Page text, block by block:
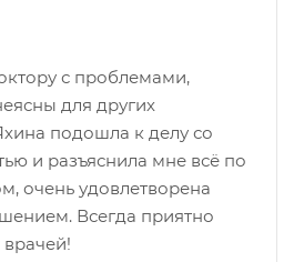
с проблемами,
для других
подошла к делу со
и разъяснила мне всё по
очень удовлетворена
Всегда приятно
врачей!